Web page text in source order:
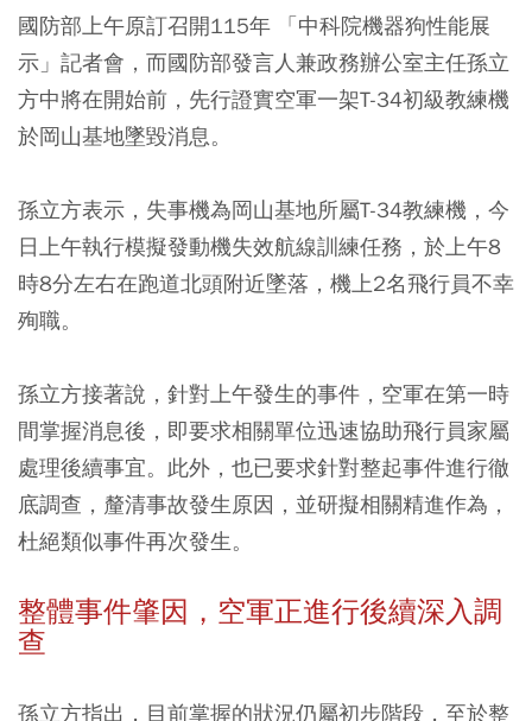
國防部上午原訂召開115年 「中科院機器狗性能展
示」記者會，而國防部發言人兼政務辦公室主任孫立
方中將在開始前，先行證實空軍一架T-34初級教練機
於岡山基地墜毀消息。
孫立方表示，失事機為岡山基地所屬T-34教練機，今
日上午執行模擬發動機失效航線訓練任務，於上午8
時8分左右在跑道北頭附近墜落，機上2名飛行員不幸
殉職。
孫立方接著說，針對上午發生的事件，空軍在第一時
間掌握消息後，即要求相關單位迅速協助飛行員家屬
處理後續事宜。此外，也已要求針對整起事件進行徹
底調查，釐清事故發生原因，並研擬相關精進作為，
杜絕類似事件再次發生。
整體事件肇因，空軍正進行後續深入調
查
孫立方指出，目前掌握的狀況仍屬初步階段，至於整